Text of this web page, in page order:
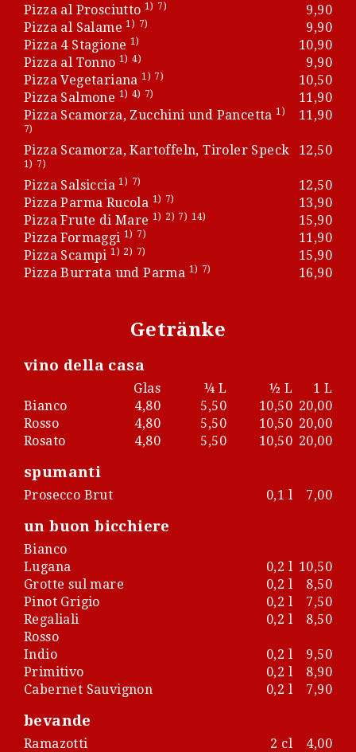
Pizza al Prosciutto 1) 7)
9,90
Pizza al Salame 1) 7)
9,90
Pizza 4 Stagione 1)
10,90
Pizza al Tonno 1) 4)
9,90
Pizza Vegetariana 1) 7)
10,50
Pizza Salmone 1) 4) 7)
11,90
Pizza Scamorza, Zucchini und Pancetta 1)
7)
11,90
Pizza Scamorza, Kartoffeln, Tiroler Speck
1) 7)
12,50
Pizza Salsiccia 1) 7)
12,50
Pizza Parma Rucola 1) 7)
13,90
Pizza Frute di Mare 1) 2) 7) 14)
15,90
Pizza Formaggi 1) 7)
11,90
Pizza Scampi 1) 2) 7)
15,90
Pizza Burrata und Parma 1) 7) 16,90
Getränke
vino della casa
Glas ¼ L ½ L
1 L
Bianco
4,80 5,50 10,50 20,00
Rosso
4,80 5,50 10,50 20,00
Rosato
4,80 5,50 10,50 20,00
spumanti
Prosecco Brut 0,1 l 7,00
un buon bicchiere
Bianco
Lugana
0,2 l 10,50
Grotte sul mare
0,2 l
8,50
Pinot Grigio
0,2 l
7,50
Regaliali
0,2 l
8,50
Rosso
Indio
0,2 l
9,50
Primitivo
0,2 l
8,90
Cabernet Sauvignon
0,2 l 7,90
bevande
Ramazotti 2 cl
4,00